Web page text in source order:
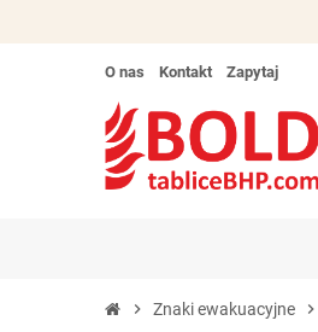
O nas Kontakt Zapytaj
chevron_right Znaki ewakuacyjne chevron_right